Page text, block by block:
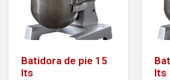
Batidora de pie 15
lts
lts